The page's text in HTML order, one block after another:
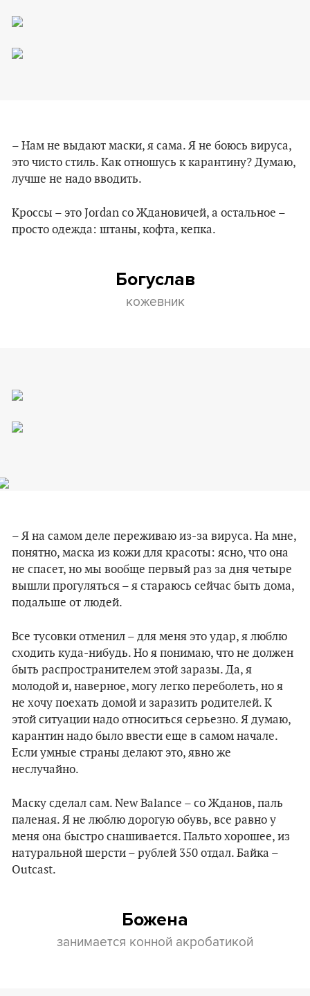
– Нам не выдают маски, я сама. Я не боюсь вируса,
это чисто стиль. Как отношусь к карантину? Думаю,
лучше не надо вводить.
Кроссы – это Jordan со Ждановичей, а остальное –
просто одежда: штаны, кофта, кепка.
Богуслав
кожевник
– Я на самом деле переживаю из-за вируса. На мне,
понятно, маска из кожи для красоты: ясно, что она
не спасет, но мы вообще первый раз за дня четыре
вышли прогуляться – я стараюсь сейчас быть дома,
подальше от людей.
Все тусовки отменил – для меня это удар, я люблю
сходить куда-нибудь. Но я понимаю, что не должен
быть распространителем этой заразы. Да, я
молодой и, наверное, могу легко переболеть, но я
не хочу поехать домой и заразить родителей. К
этой ситуации надо относиться серьезно. Я думаю,
карантин надо было ввести еще в самом начале.
Если умные страны делают это, явно же
неслучайно.
Маску сделал сам. New Balance – со Жданов, паль
паленая. Я не люблю дорогую обувь, все равно у
меня она быстро снашивается. Пальто хорошее, из
натуральной шерсти – рублей 350 отдал. Байка –
Outcast.
Божена
занимается конной акробатикой